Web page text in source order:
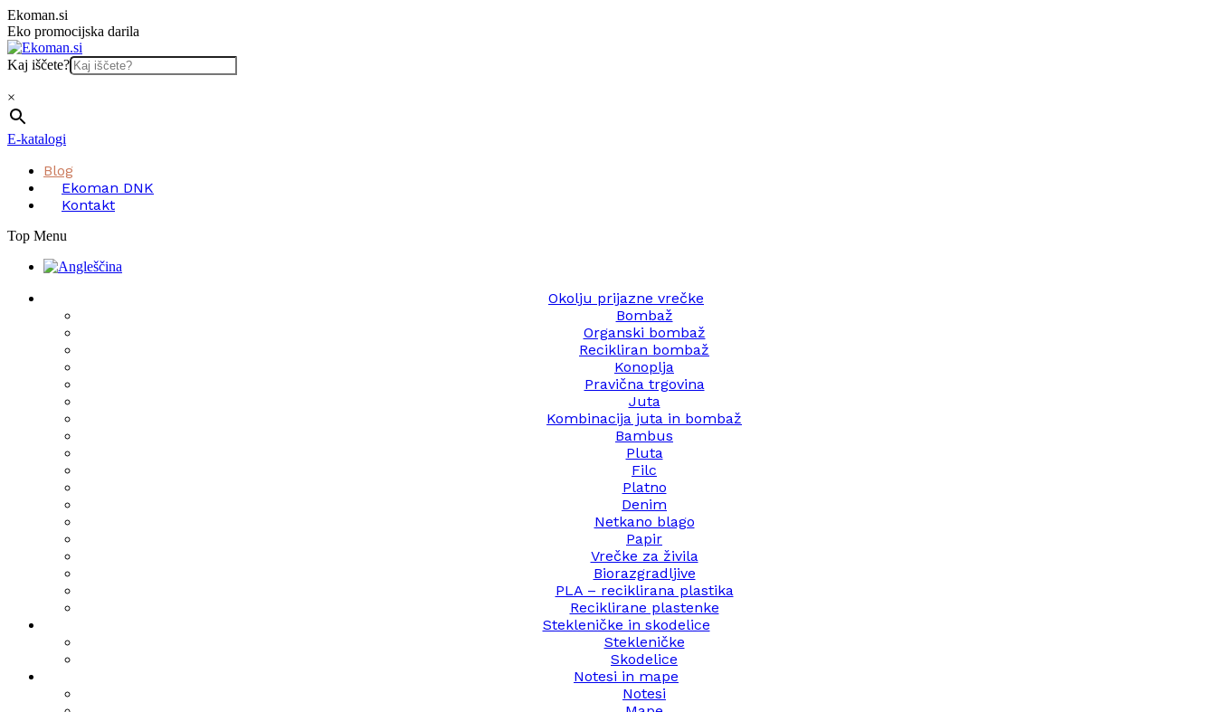
Skip
to
content
Ekoman.si
Eko promocijska darila
Kaj iščete?
×
E-katalogi
Blog
Ekoman DNK
Kontakt
Top Menu
Okolju prijazne vrečke
Bombaž
Organski bombaž
Recikliran bombaž
Konoplja
Pravična trgovina
Juta
Kombinacija juta in bombaž
Bambus
Pluta
Filc
Platno
Denim
Netkano blago
Papir
Vrečke za živila
Biorazgradljive
PLA – reciklirana plastika
Reciklirane plastenke
Stekleničke in skodelice
Stekleničke
Skodelice
Notesi in mape
Notesi